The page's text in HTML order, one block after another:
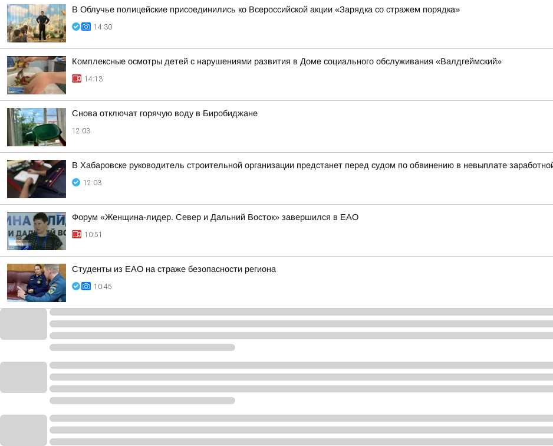
В Облучье полицейские присоединились ко Всероссийской акции «Зарядка со стражем порядка»
14:30
Комплексные осмотры детей с нарушениями развития в Доме социального обслуживания «Валдгеймский»
14:13
Снова отключат горячую воду в Биробиджане
12:03
В Хабаровске руководитель строительной организации предстанет перед судом по обвинению в невыплате
12:03
Форум «Женщина-лидер. Север и Дальний Восток» завершился в ЕАО
10:51
Студенты из ЕАО на страже безопасности региона
10:45